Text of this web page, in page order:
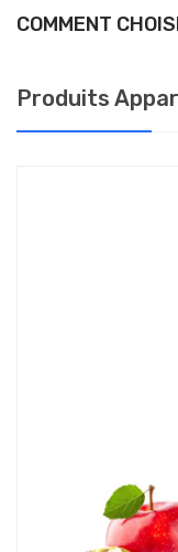
COMMENT
nicotine de 0, 3, 6, 10,
0 mg : si vous ne
3 mg : très faible
15 mg : forte
18 mg : très forte
Plus le taux de
hit est la sensation
aspire la vapeur
COMMENT
Produits